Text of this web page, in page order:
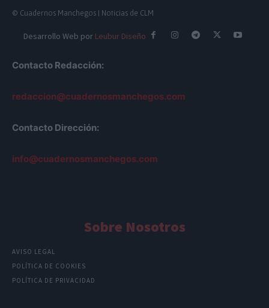
© Cuadernos Manchegos | Noticias de CLM
Desarrollo Web por Leubur Diseño
Contacto Redacción:
redaccion@cuadernosmanchegos.com
Contacto Dirección:
info@cuadernosmanchegos.com
Sobre Nosotros
AVISO LEGAL
POLÍTICA DE COOKIES
POLÍTICA DE PRIVACIDAD